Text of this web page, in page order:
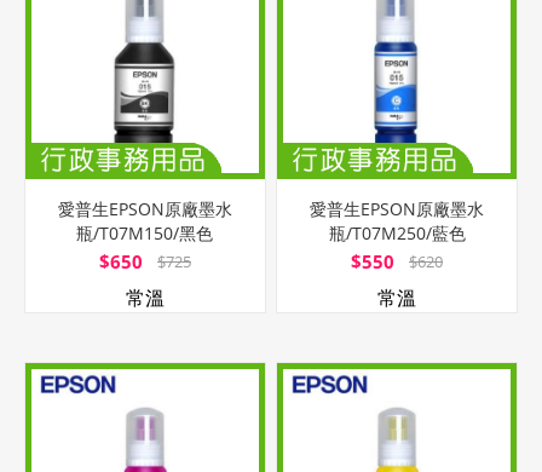
愛普生EPSON原廠墨水
瓶/T07M150/黑色
$650 $725
常溫
愛普生EPSON原廠墨水
瓶/T07M250/藍色
$550 $620
常溫